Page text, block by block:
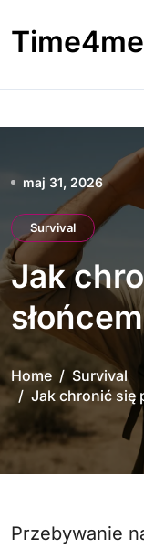
to
content
maj 31, 2026
Survival
Jak
Home
Survival
Jak chronić się
Przebywanie na słońcu bez odpowiedniego